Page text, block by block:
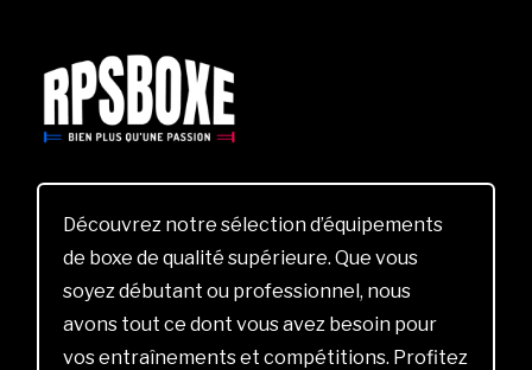
Découvrez notre sélection d’équipements
de boxe de qualité supérieure. Que vous
soyez débutant ou professionnel, nous
avons tout ce dont vous avez besoin pour
vos entraînements et compétitions. Profitez